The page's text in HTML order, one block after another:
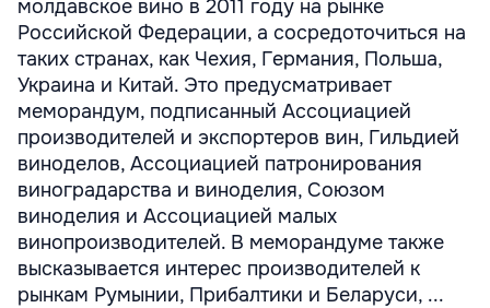
молдавское вино в 2011 году на рынке
Российской Федерации, а сосредоточиться на
таких странах, как Чехия, Германия, Польша,
Украина и Китай. Это предусматривает
меморандум, подписанный Ассоциацией
производителей и экспортеров вин, Гильдией
виноделов, Ассоциацией патронирования
виноградарства и виноделия, Союзом
виноделия и Ассоциацией малых
винопроизводителей. В меморандуме также
высказывается интерес производителей к
рынкам Румынии, Прибалтики и Беларуси, ...